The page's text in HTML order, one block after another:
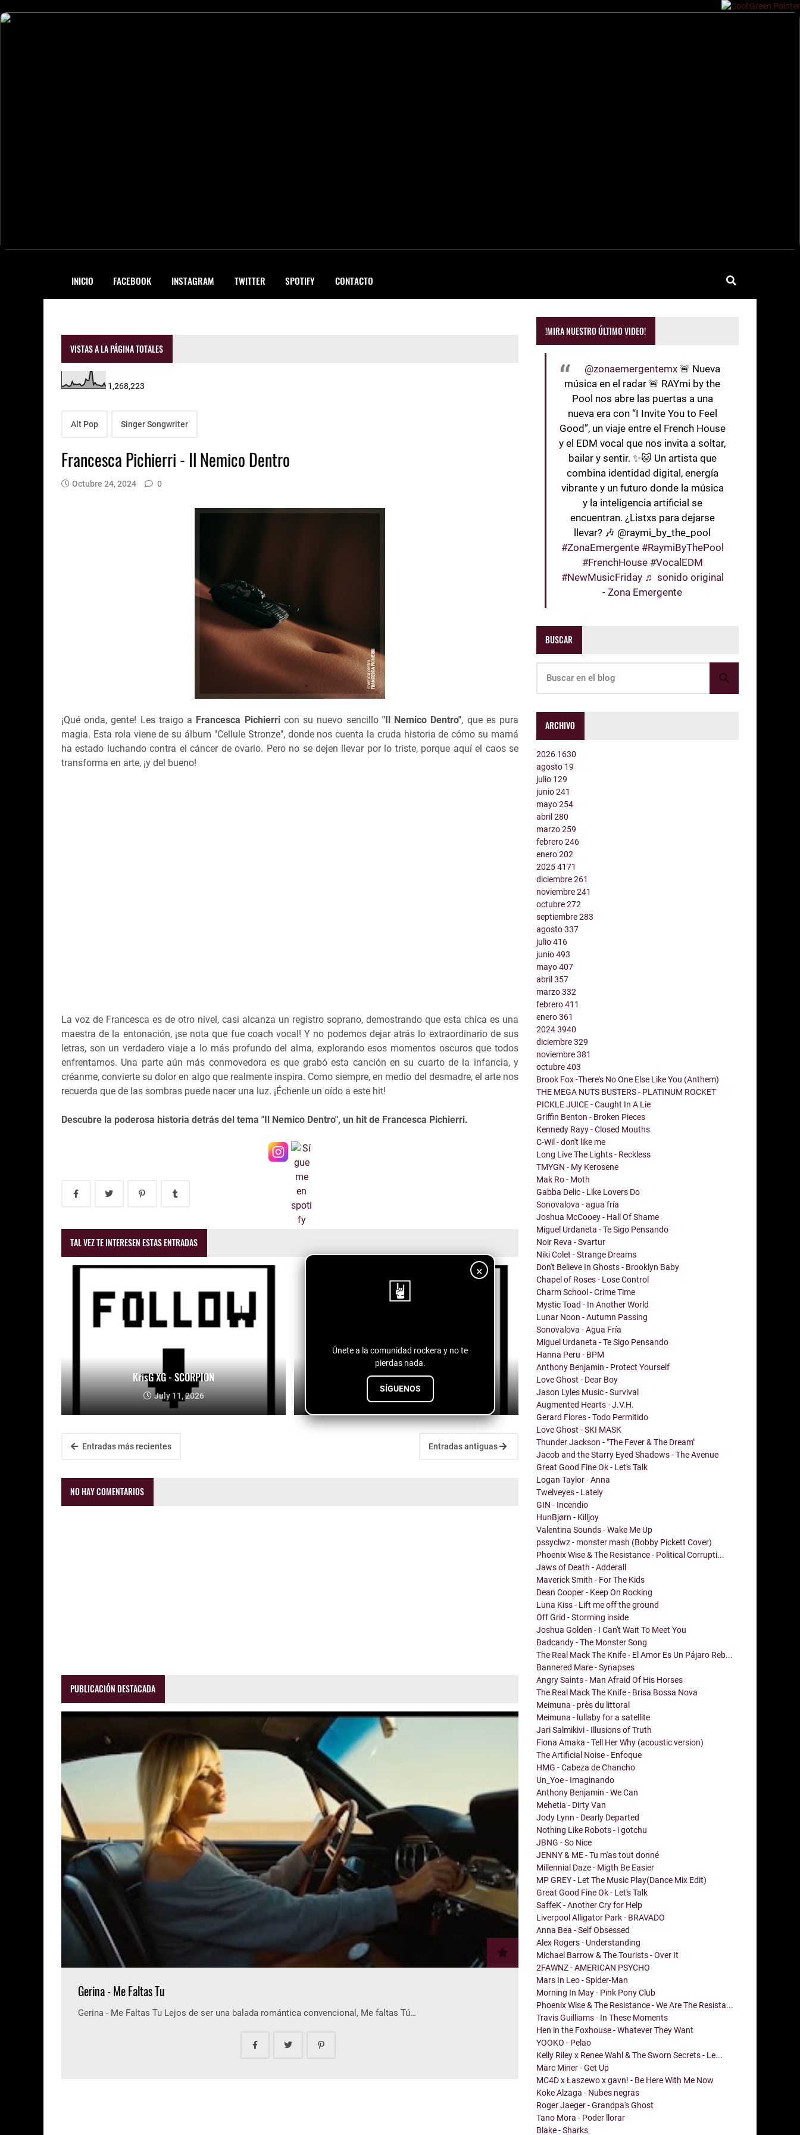
INICIO FACEBOOK INSTAGRAM TWITTER SPOTIFY CONTACTO
×
Únete a la comunidad rockera y no te
pierdas nada.
SÍGUENOS
VISTAS A LA PÁGINA TOTALES
1,268,223
Alt Pop Singer Songwriter
Francesca Pichierri - Il Nemico Dentro
Octubre 24, 2024 0
¡Qué onda, gente! Les traigo a Francesca Pichierri con su nuevo sencillo "Il Nemico Dentro", que es pura
magia. Esta rola viene de su álbum "Cellule Stronze", donde nos cuenta la cruda historia de cómo su mamá
ha estado luchando contra el cáncer de ovario. Pero no se dejen llevar por lo triste, porque aquí el caos se
transforma en arte, ¡y del bueno!
La voz de Francesca es de otro nivel, casi alcanza un registro soprano, demostrando que esta chica es una
maestra de la entonación, ¡se nota que fue coach vocal! Y no podemos dejar atrás lo extraordinario de sus
letras, son un verdadero viaje a lo más profundo del alma, explorando esos momentos oscuros que todos
enfrentamos. Una parte aún más conmovedora es que grabó esta canción en su cuarto de la infancia, y
créanme, convierte su dolor en algo que realmente inspira. Como siempre, en medio del desmadre, el arte nos
recuerda que de las sombras puede nacer una luz. ¡Échenle un oído a este hit!
Descubre la poderosa historia detrás del tema "Il Nemico Dentro", un hit de Francesca Pichierri.
TAL VEZ TE INTERESEN ESTAS ENTRADAS
KrisG XG - SCORPION
July 11, 2026
Logan Lynn - The Cocaine Scene
July 10, 2026
Entradas más recientes Entradas antiguas
NO HAY COMENTARIOS
PUBLICACIÓN DESTACADA
Gerina - Me Faltas Tu
Gerina - Me Faltas Tu Lejos de ser una balada romántica convencional, Me faltas Tú…
!MIRA NUESTRO ÚLTIMO VIDEO!
@zonaemergentemx 🚨 Nueva
música en el radar 🚨 RAYmi by the
Pool nos abre las puertas a una
nueva era con “I Invite You to Feel
Good”, un viaje entre el French House
y el EDM vocal que nos invita a soltar,
bailar y sentir. ✨🐱 Un artista que
combina identidad digital, energía
vibrante y un futuro donde la música
y la inteligencia artificial se
encuentran. ¿Listxs para dejarse
llevar? 🎶 @raymi_by_the_pool
#ZonaEmergente #RaymiByThePool
#FrenchHouse #VocalEDM
#NewMusicFriday ♬ sonido original
- Zona Emergente
BUSCAR
ARCHIVO
2026 1630
agosto 19
julio 129
junio241
mayo254
abril280
marzo259
febrero246
enero202
20254171
diciembre261
noviembre241
octubre272
septiembre283
agosto337
julio416
junio493
mayo407
abril357
marzo332
febrero411
enero361
20243940
diciembre329
noviembre381
octubre403
Brook Fox -There's No One Else Like You (Anthem)
THE MEGA NUTS BUSTERS - PLATINUM ROCKET
PICKLE JUICE - Caught In A Lie
Griffin Benton - Broken Pieces
Kennedy Rayy - Closed Mouths
C-Wil - don't like me
Long Live The Lights - Reckless
TMYGN - My Kerosene
Mak Ro - Moth
Gabba Delic - Like Lovers Do
Sonovalova - agua fría
Joshua McCooey - Hall Of Shame
Miguel Urdaneta - Te Sigo Pensando
Noir Reva - Svartur
Niki Colet - Strange Dreams
Don't Believe In Ghosts - Brooklyn Baby
Chapel of Roses - Lose Control
Charm School - Crime Time
Mystic Toad - In Another World
Lunar Noon - Autumn Passing
Sonovalova - Agua Fría
Miguel Urdaneta - Te Sigo Pensando
Hanna Peru - BPM
Anthony Benjamin - Protect Yourself
Love Ghost - Dear Boy
Jason Lyles Music - Survival
Augmented Hearts - J.V.H.
Gerard Flores - Todo Permitido
Love Ghost - SKI MASK
Thunder Jackson - "The Fever & The Dream"
Jacob and the Starry Eyed Shadows - The Avenue
Great Good Fine Ok - Let's Talk
Logan Taylor - Anna
Twelveyes - Lately
GIN - Incendio
HunBjørn - Killjoy
Valentina Sounds - Wake Me Up
pssyclwz - monster mash (Bobby Pickett Cover)
Phoenix Wise & The Resistance - Political Corrupti...
Jaws of Death - Adderall
Maverick Smith - For The Kids
Dean Cooper - Keep On Rocking
Luna Kiss - Lift me off the ground
Off Grid - Storming inside
Joshua Golden - I Can't Wait To Meet You
Badcandy - The Monster Song
The Real Mack The Knife - El Amor Es Un Pájaro Reb...
Bannered Mare - Synapses
Angry Saints - Man Afraid Of His Horses
The Real Mack The Knife - Brisa Bossa Nova
Meimuna - près du littoral
Meimuna - lullaby for a satellite
Jari Salmikivi - Illusions of Truth
Fiona Amaka - Tell Her Why (acoustic version)
The Artificial Noise - Enfoque
HMG - Cabeza de Chancho
Un_Yoe - Imaginando
Anthony Benjamin - We Can
Mehetia - Dirty Van
Jody Lynn - Dearly Departed
Nothing Like Robots - i gotchu
JBNG - So Nice
JENNY & ME - Tu m'as tout donné
Millennial Daze - Migth Be Easier
MP GREY - Let The Music Play(Dance Mix Edit)
Great Good Fine Ok - Let's Talk
SaffeK - Another Cry for Help
Liverpool Alligator Park - BRAVADO
Anna Bea - Self Obsessed
Alex Rogers - Understanding
Michael Barrow & The Tourists - Over It
2FAWNZ - AMERICAN PSYCHO
Mars In Leo - Spider-Man
Morning In May - Pink Pony Club
Phoenix Wise & The Resistance - We Are The Resista...
Travis Guilliams - In These Moments
Hen in the Foxhouse - Whatever They Want
YOOKO - Pelao
Kelly Riley x Renee Wahl & The Sworn Secrets - Le...
Marc Miner - Get Up
MC4D x Łaszewo x gavn! - Be Here With Me Now
Koke Alzaga - Nubes negras
Roger Jaeger - Grandpa's Ghost
Tano Mora - Poder llorar
Blake - Sharks